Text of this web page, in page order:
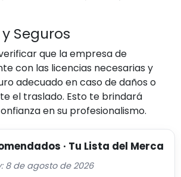
Seguros
que la empresa de
con las licencias necesarias y
adecuado en caso de daños o
el traslado. Esto te brindará
en su profesionalismo.
· Tu Lista del Merca
8 de agosto de 2026